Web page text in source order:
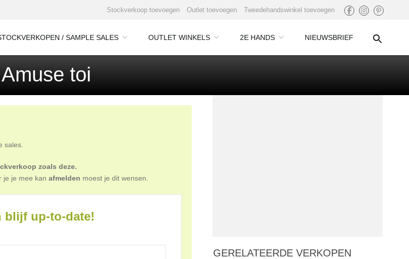
Stockverkoop toevoegen Outlet toevoegen Tweedehandswinkel toevoegen
/ SAMPLE SALES OUTLET WINKELS 2E HANDS NIEUWSBRIEF
toi
sales.
zoals deze.
je je mee kan afmelden moest je dit wensen.
blijf up-to-date!
GERELATEERDE VERKOPEN